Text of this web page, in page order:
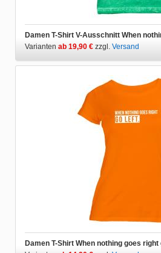
Damen T-Shirt V-Ausschnitt When
Varianten ab 19,90 € zzgl. Versand
Damen T-Shirt When nothing goes right